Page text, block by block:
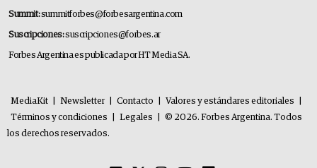
Summit:summitforbes@forbesargentina.com
Suscripciones:suscripciones@forbes.ar
Forbes Argentina es publicada por HT Media SA.
MediaKit Newsletter Contacto Valores y estándares editoriales
Términos y condiciones
Legales
© 2026. Forbes Argentina. Todos
los derechos reservados.